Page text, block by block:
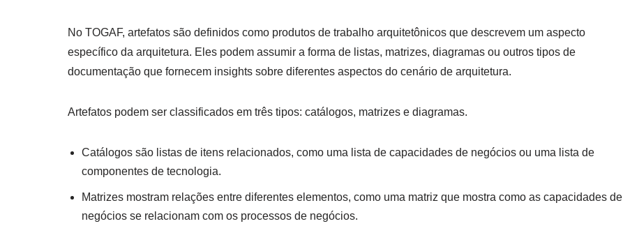
No TOGAF, artefatos são definidos como produtos de trabalho arquitetônicos que descrevem um aspecto
específico da arquitetura. Eles podem assumir a forma de listas, matrizes, diagramas ou outros tipos de
documentação que fornecem insights sobre diferentes aspectos do cenário de arquitetura.
Artefatos podem ser classificados em três tipos: catálogos, matrizes e diagramas.
Catálogos são listas de itens relacionados, como uma lista de capacidades de negócios ou uma lista de
componentes de tecnologia.
Matrizes mostram relações entre diferentes elementos, como uma matriz que mostra como as capacidades de
negócios se relacionam com os processos de negócios.